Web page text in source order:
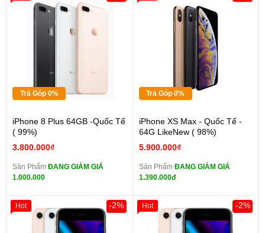
Trả Góp 0%
iPhone 8 Plus 64GB -Quốc Tế
( 99%)
3.800.000₫
Sản Phẩm ĐANG GIẢM GIÁ
1.000.000
Trả Góp 0%
iPhone XS Max - Quốc Tế -
64G LikeNew ( 98%)
5.900.000₫
Sản Phẩm ĐANG GIẢM GIÁ
1.390.000đ
-2%
Hot -2%
Hot